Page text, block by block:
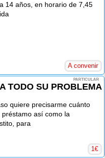
14 años, en horario de 7,45
A convenir
PARTICULAR
TODO SU PROBLEMA
quiere precisarme cuánto
así como la
para
1€